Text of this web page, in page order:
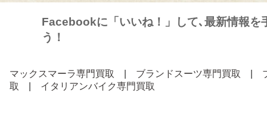
Facebookに「いいね！」して､最新情報を
う！
マックスマーラ専門買取 ブランドスーツ専門買取
取
イタリアンバイク専門買取